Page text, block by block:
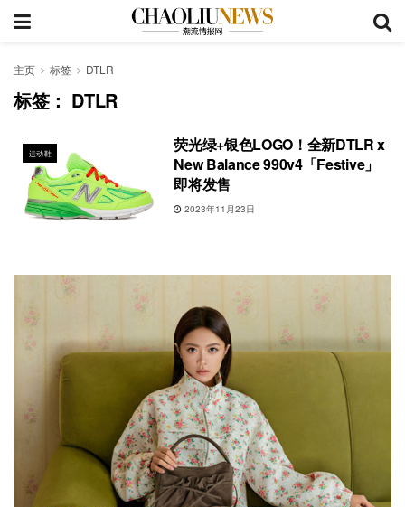
主页 标签 DTLR
标签： DTLR
运动鞋
荧光绿+银色LOGO！全新DTLR x
New Balance 990v4「Festive」
即将发售
2023年11月23日